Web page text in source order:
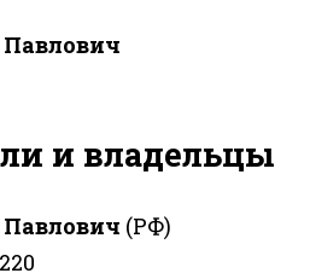
и владельцы
(РФ)